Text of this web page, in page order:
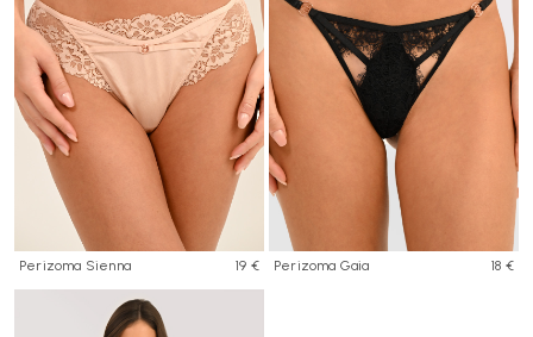
Perizoma Sienna 19 € Perizoma Gaia 18 €